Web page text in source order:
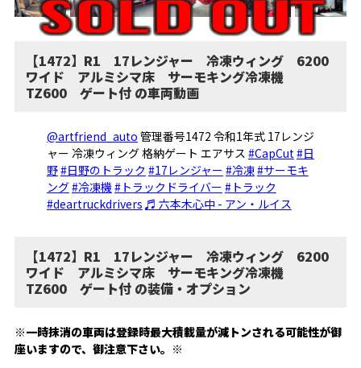
【1472】R1 17レンジャー 冷凍ウィング 6200
ワイド アルミシマ床 サーモキング冷凍機
TZ600 ゲート付 の車両動画
@artfriend_auto 管理番号1472 令和1年式 17レンジ
ャー 冷凍ウィング 格納ゲート エアサス #CapCut#日
野#日野のトラック #17レンジャー #冷凍#サーモキ
ング#冷凍機#トラックドライバー #トラック
#deartruckdrivers ♬ 六本木心中 - アン・ルイス
【1472】R1 17レンジャー 冷凍ウィング 6200
ワイド アルミシマ床 サーモキング冷凍機
TZ600 ゲート付 の装備・オプション
※一時抹消の車両は登録時最大積載量が減トンされる可能性が御
座いますので、御注意下さい。※